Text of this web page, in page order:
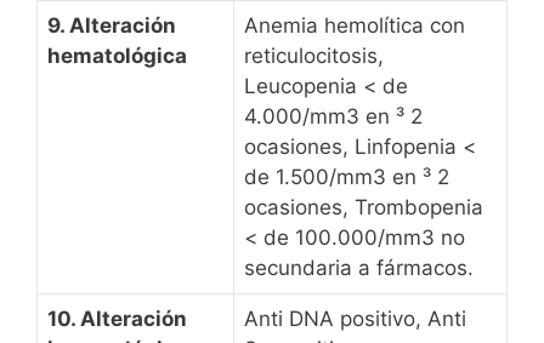
9. Alteración
hematológica
Anemia hemolítica con
reticulocitosis,
Leucopenia < de
4.000/mm3 en ³ 2
ocasiones, Linfopenia <
de 1.500/mm3 en ³ 2
ocasiones, Trombopenia
< de 100.000/mm3 no
secundaria a fármacos.
10. Alteración
Anti DNA positivo, Anti